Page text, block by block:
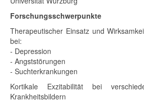
Forschungsschwerpunkte
Therapeutischer Einsatz und
bei:
- Depression
- Angststörungen
- Suchterkrankungen
Kortikale Exzitabilität bei
Krankheitsbildern